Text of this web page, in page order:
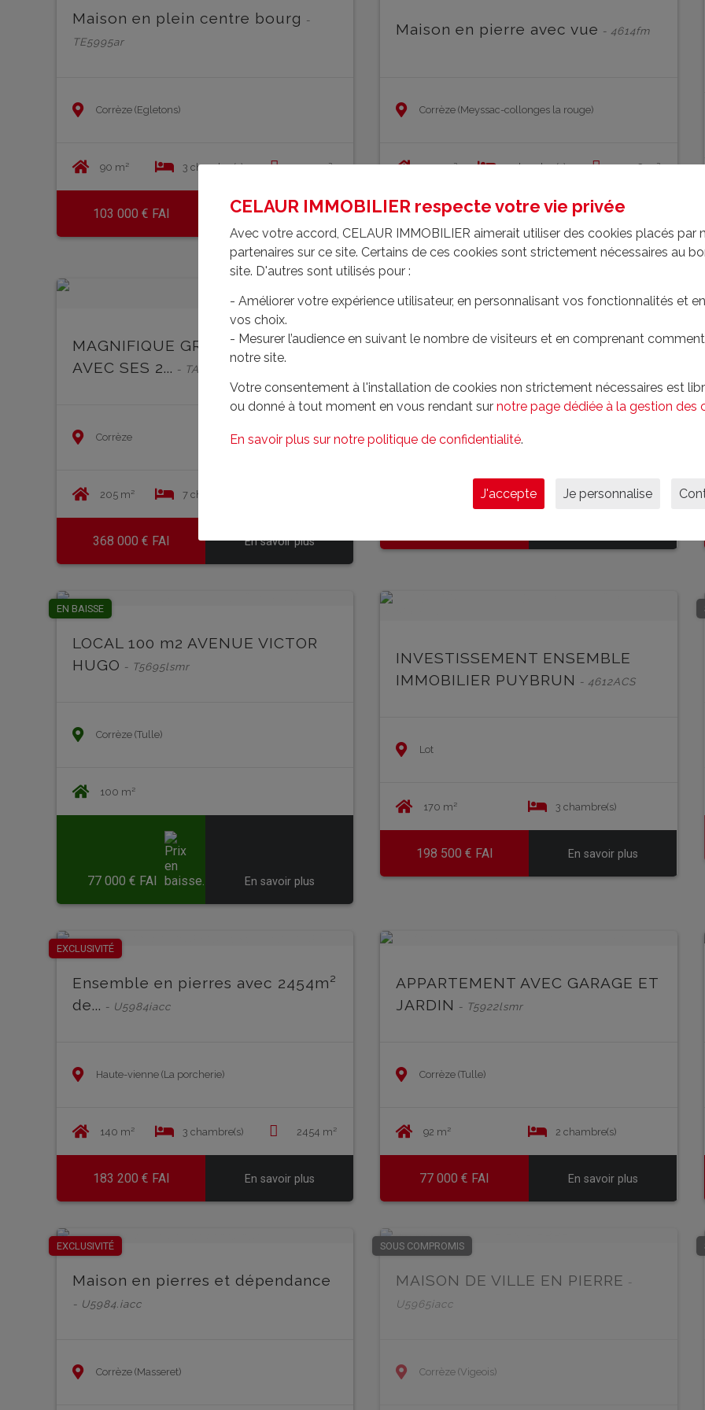
Maison en plein centre bourg -
TE5995ar
Corrèze (Egletons)
90 m² 3 chambre(s) 250 m²
103 000 € FAI En savoir plus
Maison en pierre avec vue - 4614fm
Corrèze (Meyssac-collonges la rouge)
120 m² 3 chambre(s) 2106 m²
266 000 € FAI En savoir plus
EN SAVOIR PLUS
MAGNIFIQUE GRANGE RENOVEE
AVEC SES 2... - TA5992rdmf
Corrèze
205 m² 7 chambre(s)
368 000 € FAI En savoir plus
EXCLUSIVITÉ
MAISON DE VILLE- U5990iacc
2 chambre(s)
EN BAISSE
EN SAVOIR PLUS
LOCAL 100 m2 AVENUE VICTOR
HUGO - T5695lsmr
Corrèze (Tulle)
100 m²
77 000 € FAI En savoir plus
INVESTISSEMENT ENSEMBLE
IMMOBILIER PUYBRUN - 4612ACS
Lot
170 m² 3 chambre(s)
198 500 € FAI En savoir plus
EXCLUSIVITÉ
EN SAVOIR PLUS
Ensemble en pierres avec 2454m²
de... - U5984iacc
Haute-vienne (La porcherie)
140 m² 3 chambre(s) 2454 m²
183 200 € FAI En savoir plus
APPARTEMENT AVEC GARAGE ET
JARDIN - T5922lsmr
Corrèze (Tulle)
92 m² 2 chambre(s)
77 000 € FAI En savoir plus
EXCLUSIVITÉ
EN SAVOIR PLUS
Maison en pierres et dépendance
- U5984.iacc
Corrèze (Masseret)
SOUS COMPROMIS
MAISON DE VILLE EN PIERRE -
U5965iacc
Corrèze (Vigeois)
CELAUR IMMOBILIER respecte votre vie privée
Avec votre accord, CELAUR IMMOBILIER aimerait utiliser des cookies placés par
partenaires sur ce site. Certains de ces cookies sont strictement nécessaires au
site. D'autres sont utilisés pour :
- Améliorer votre expérience utilisateur, en personnalisant vos fonctionnalités et
vos choix.
- Mesurer l’audience en suivant le nombre de visiteurs et en comprenant
notre site.
Votre consentement à l'installation de cookies non strictement nécessaires est
ou donné à tout moment en vous rendant sur notre page dédiée à la gestion des
En savoir plus sur notre politique de confidentialité.
J'accepte Je personnalise